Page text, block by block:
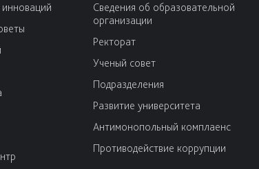
Сведения об образовательной
организации
Ректорат
Ученый совет
Подразделения
Развитие университета
Антимонопольный комплаенс
Противодействие коррупции